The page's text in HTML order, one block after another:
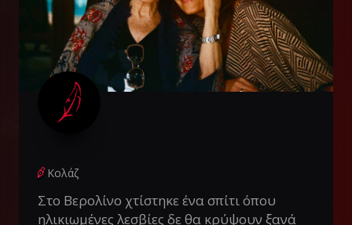
Κολάζ
Στο Βερολίνο χτίστηκε ένα σπίτι όπου
ηλικιωμένες λεσβίες δε θα κρύψουν ξανά